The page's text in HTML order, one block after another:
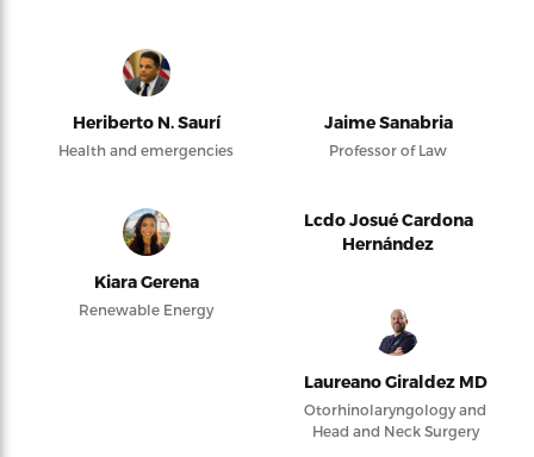
Heriberto N. Saurí
Health and emergencies
Jaime Sanabria
Professor of Law
Kiara Gerena
Renewable Energy
Lcdo Josué Cardona
Hernández
Laureano Giraldez MD
Otorhinolaryngology and
Head and Neck Surgery